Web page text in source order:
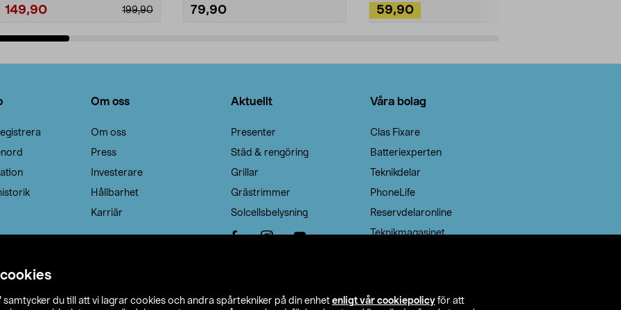
samtycker du till att vi lagrar cookies och andra spårtekniker på din enhet enligt vår cookiepolicy för att
199,90
149,90 79,90 59,90
Om oss
Om oss
Press
Investerare
Hållbarhet
Karriär
Aktuellt
Presenter
Städ & rengöring
Grillar
Grästrimmer
Solcellsbelysning
Våra bolag
Clas Fixare
Batteriexperten
Teknikdelar
PhoneLife
Reservdelaronline
Teknikmagasinet